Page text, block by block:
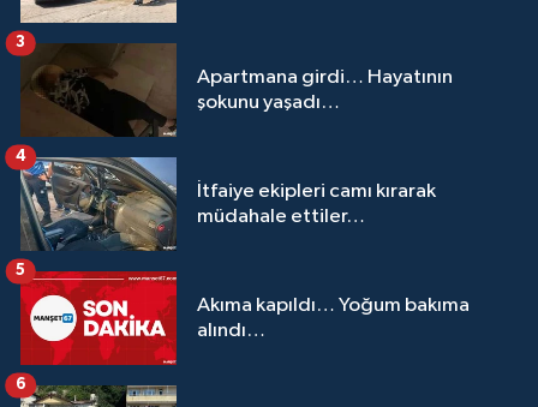
Apartmana girdi… Hayatının
şokunu yaşadı…
3
İtfaiye ekipleri camı kırarak
müdahale ettiler…
4
Akıma kapıldı… Yoğum bakıma
alındı…
5
6